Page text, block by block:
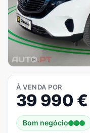
À VENDA POR
39 990 €
Bom negócio